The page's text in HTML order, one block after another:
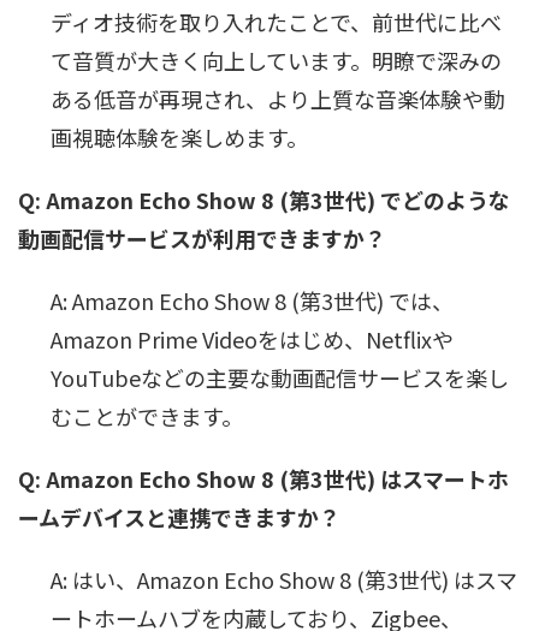
ディオ技術を取り入れたことで、前世代に比べ
て音質が大きく向上しています。明瞭で深みの
ある低音が再現され、より上質な音楽体験や動
画視聴体験を楽しめます。
Q: Amazon Echo Show 8 (第3世代) でどのような
動画配信サービスが利用できますか？
A: Amazon Echo Show 8 (第3世代) では、
Amazon Prime Videoをはじめ、Netflixや
YouTubeなどの主要な動画配信サービスを楽し
むことができます。
Q: Amazon Echo Show 8 (第3世代) はスマートホ
ームデバイスと連携できますか？
A: はい、Amazon Echo Show 8 (第3世代) はスマ
ートホームハブを内蔵しており、Zigbee、